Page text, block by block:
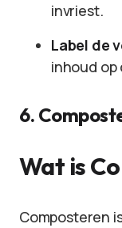
invriest.
Label de
inhoud op
6.
Wat is
Composteren